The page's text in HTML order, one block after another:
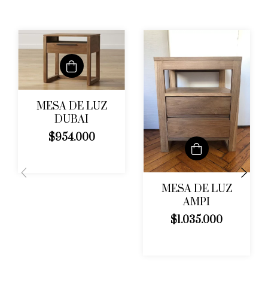
MESA DE LUZ
DUBAI
$954.000
MESA DE LUZ
AMPI
$1.035.000